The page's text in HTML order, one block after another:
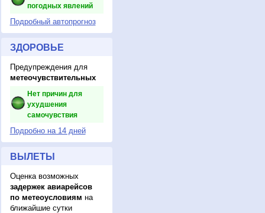
погодных явлений
Подробный автопрогноз
ЗДОРОВЬЕ
Предупреждения для
метеочувствительных
Нет причин для
ухудшения
самочувствия
Подробно на 14 дней
ВЫЛЕТЫ
Оценка возможных
задержек авиарейсов
по метеоусловиям на
ближайшие сутки